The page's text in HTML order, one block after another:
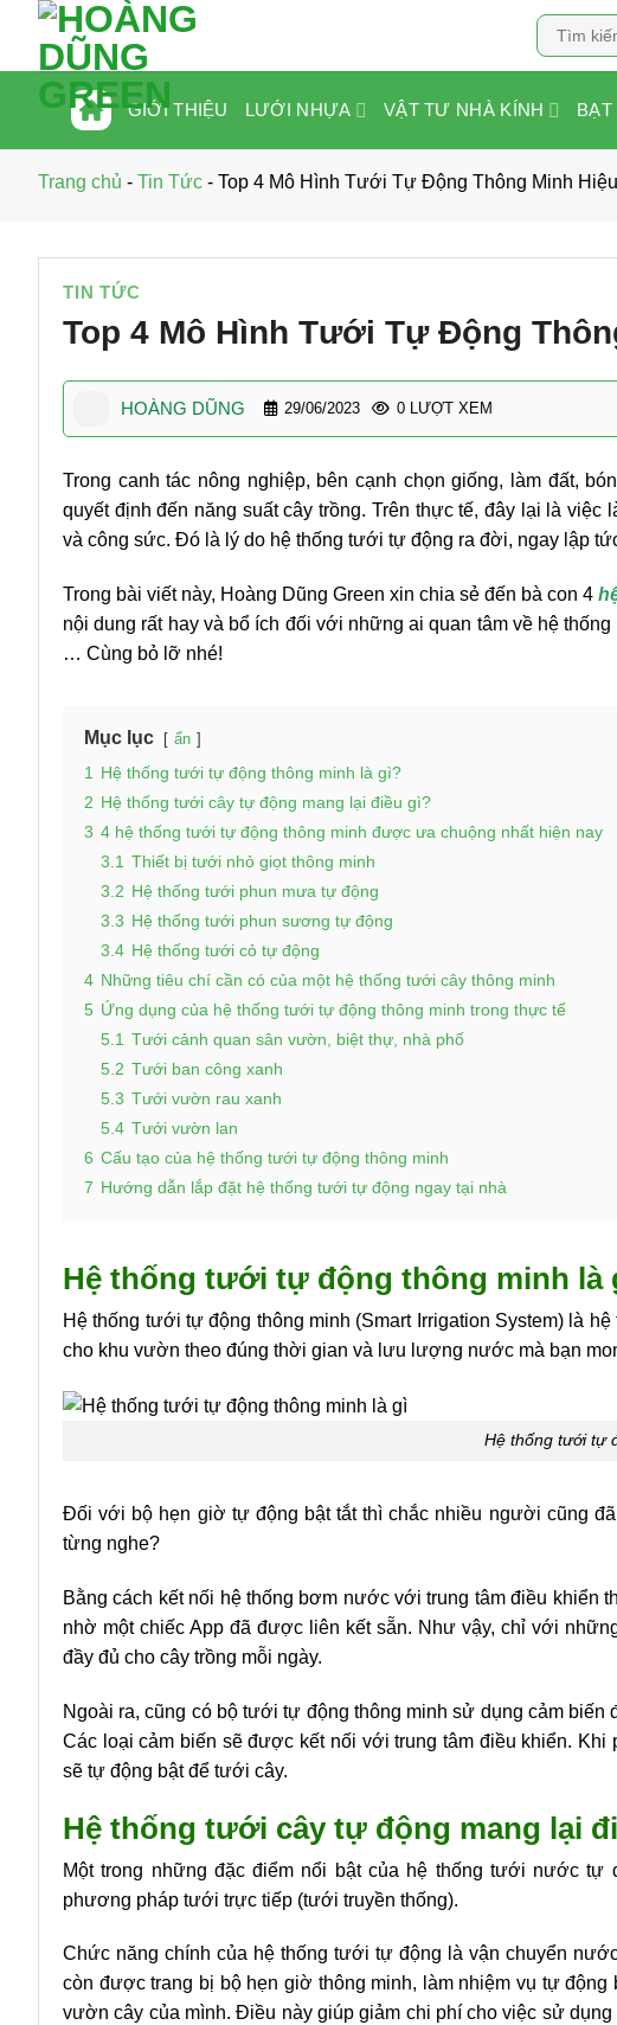
nội
dung
Tìm
kiếm:
GIỚI THIỆU LƯỚI NHỰA VẬT TƯ NHÀ KÍNH
Trang chủ - Tin Tức - Top 4 Mô Hình Tưới Tự Động Thông Minh
TIN TỨC
Top 4 Mô Hình Tưới Tự Động
HOÀNG DŨNG 29/06/2023 0 LƯỢT XEM
Trong canh tác nông nghiệp, bên cạnh chọn giống, làm đất,
quyết định đến năng suất cây trồng. Trên thực tế, đây lại là
và công sức. Đó là lý do hệ thống tưới tự động ra đời, ngay lập
Trong bài viết này, Hoàng Dũng Green xin chia sẻ đến bà con 4
nội dung rất hay và bổ ích đối với những ai quan tâm về hệ
… Cùng bỏ lỡ nhé!
Mục lục ẩn
1
Hệ thống tưới tự động thông minh là gì?
2 Hệ thống tưới cây tự động mang lại điều gì?
3 4 hệ thống tưới tự động thông minh được ưa chuộng nhất hiện nay
3.1 Thiết bị tưới nhỏ giọt thông minh
3.2 Hệ thống tưới phun mưa tự động
3.3 Hệ thống tưới phun sương tự động
3.4 Hệ thống tưới cỏ tự động
4 Những tiêu chí cần có của một hệ thống tưới cây thông minh
5 Ứng dụng của hệ thống tưới tự động thông minh trong thực tế
5.1 Tưới cảnh quan sân vườn, biệt thự, nhà phố
5.2 Tưới ban công xanh
5.3 Tưới vườn rau xanh
5.4 Tưới vườn lan
6 Cấu tạo của hệ thống tưới tự động thông minh
7 Hướng dẫn lắp đặt hệ thống tưới tự động ngay tại nhà
Hệ thống tưới tự động thông minh là
Hệ thống tưới tự động thông minh (Smart Irrigation System) là
cho khu vườn theo đúng thời gian và lưu lượng nước mà bạn
Hệ thống tưới tự
Đối với bộ hẹn giờ tự động bật tắt thì chắc nhiều người cũng
từng nghe?
Bằng cách kết nối hệ thống bơm nước với trung tâm điều khiển
nhờ một chiếc App đã được liên kết sẵn. Như vậy, chỉ với
đầy đủ cho cây trồng mỗi ngày.
Ngoài ra, cũng có bộ tưới tự động thông minh sử dụng cảm
Các loại cảm biến sẽ được kết nối với trung tâm điều khiển.
sẽ tự động bật để tưới cây.
Hệ thống tưới cây tự động mang lại
Một trong những đặc điểm nổi bật của hệ thống tưới nước
phương pháp tưới trực tiếp (tưới truyền thống).
Chức năng chính của hệ thống tưới tự động là vận chuyển
còn được trang bị bộ hẹn giờ thông minh, làm nhiệm vụ tự
vườn cây của mình. Điều này giúp giảm chi phí cho việc sử